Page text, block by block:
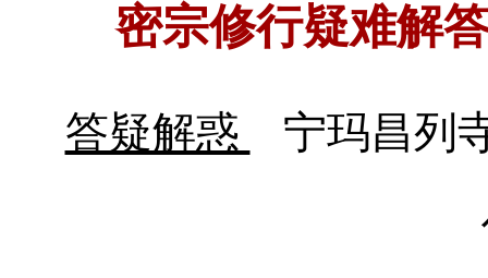
密宗修行疑难解
答疑解惑
宁玛昌列